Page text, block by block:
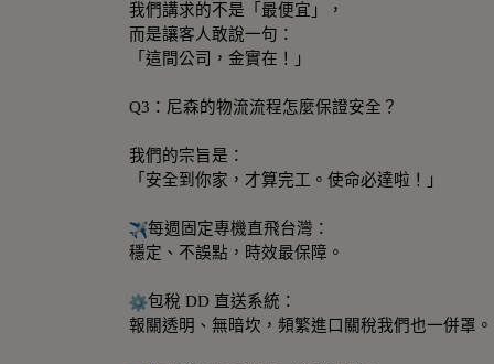
我們講求的不是「最便宜」，
而是讓客人敢說一句：
「這間公司，金實在！」
Q3：尼森的物流流程怎麼保證安全？
我們的宗旨是：
「安全到你家，才算完工。使命必達啦！」
每週固定專機直飛台灣：
穩定、不誤點，時效最保障。
包稅 DD 直送系統：
報關透明、無暗坎，頻繁進口關稅我們也一併罩。